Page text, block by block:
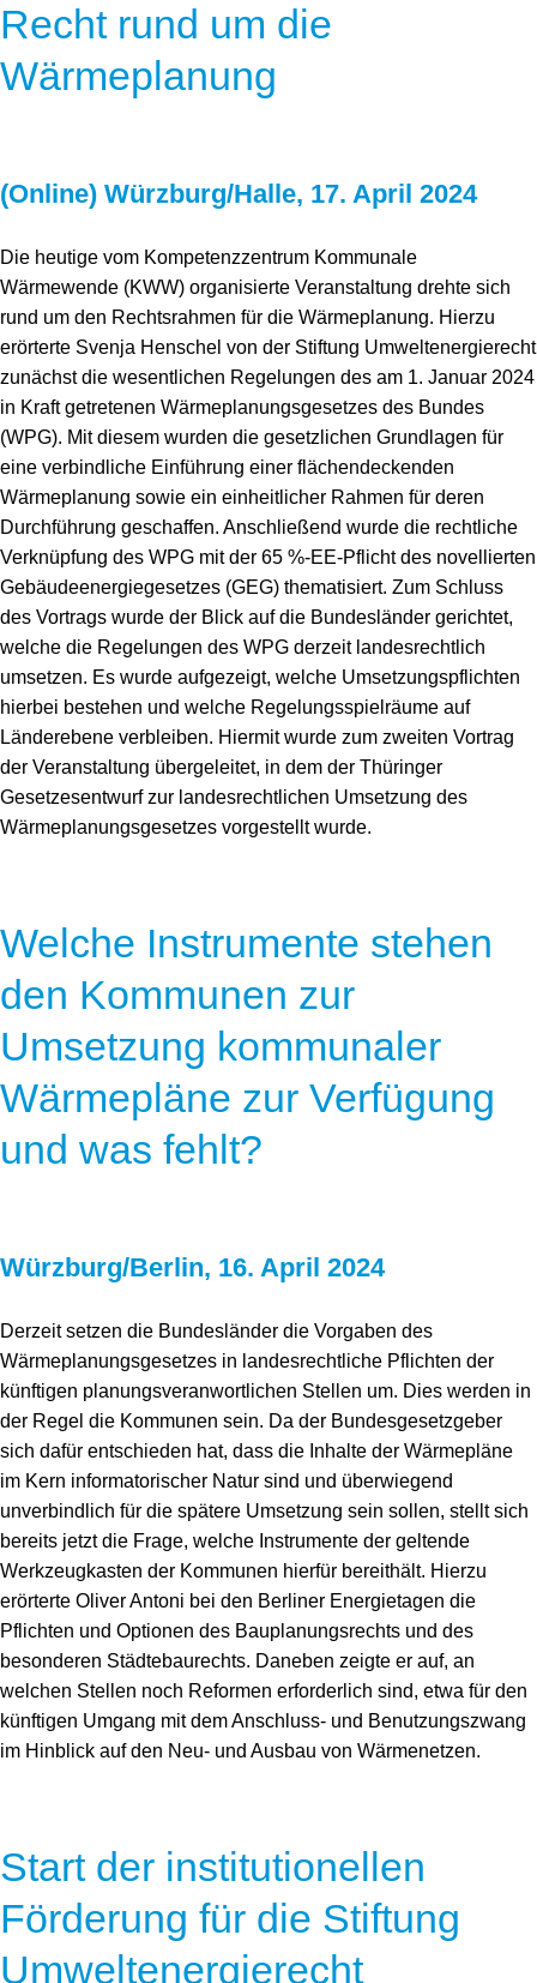
Recht rund um die
Wärmeplanung
(Online) Würzburg/Halle, 17. April 2024
Die heutige vom Kompetenzzentrum Kommunale
Wärmewende (KWW) organisierte Veranstaltung drehte sich
rund um den Rechtsrahmen für die Wärmeplanung. Hierzu
erörterte Svenja Henschel von der Stiftung Umweltenergierecht
zunächst die wesentlichen Regelungen des am 1. Januar 2024
in Kraft getretenen Wärmeplanungsgesetzes des Bundes
(WPG). Mit diesem wurden die gesetzlichen Grundlagen für
eine verbindliche Einführung einer flächendeckenden
Wärmeplanung sowie ein einheitlicher Rahmen für deren
Durchführung geschaffen. Anschließend wurde die rechtliche
Verknüpfung des WPG mit der 65 %-EE-Pflicht des novellierten
Gebäudeenergiegesetzes (GEG) thematisiert. Zum Schluss
des Vortrags wurde der Blick auf die Bundesländer gerichtet,
welche die Regelungen des WPG derzeit landesrechtlich
umsetzen. Es wurde aufgezeigt, welche Umsetzungspflichten
hierbei bestehen und welche Regelungsspielräume auf
Länderebene verbleiben. Hiermit wurde zum zweiten Vortrag
der Veranstaltung übergeleitet, in dem der Thüringer
Gesetzesentwurf zur landesrechtlichen Umsetzung des
Wärmeplanungsgesetzes vorgestellt wurde.
Welche Instrumente stehen
den Kommunen zur
Umsetzung kommunaler
Wärmepläne zur Verfügung
und was fehlt?
Würzburg/Berlin, 16. April 2024
Derzeit setzen die Bundesländer die Vorgaben des
Wärmeplanungsgesetzes in landesrechtliche Pflichten der
künftigen planungsveranwortlichen Stellen um. Dies werden in
der Regel die Kommunen sein. Da der Bundesgesetzgeber
sich dafür entschieden hat, dass die Inhalte der Wärmepläne
im Kern informatorischer Natur sind und überwiegend
unverbindlich für die spätere Umsetzung sein sollen, stellt sich
bereits jetzt die Frage, welche Instrumente der geltende
Werkzeugkasten der Kommunen hierfür bereithält. Hierzu
erörterte Oliver Antoni bei den Berliner Energietagen die
Pflichten und Optionen des Bauplanungsrechts und des
besonderen Städtebaurechts. Daneben zeigte er auf, an
welchen Stellen noch Reformen erforderlich sind, etwa für den
künftigen Umgang mit dem Anschluss- und Benutzungszwang
im Hinblick auf den Neu- und Ausbau von Wärmenetzen.
Start der institutionellen
Förderung für die Stiftung
Umweltenergierecht